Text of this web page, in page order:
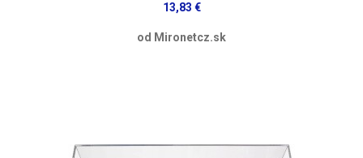
13,83 €
od Mironetcz.sk